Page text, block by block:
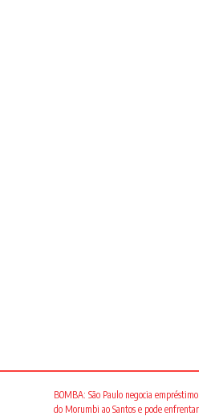
BOMBA: São Paulo negocia empréstimo
do Morumbi ao Santos e pode enfrentar